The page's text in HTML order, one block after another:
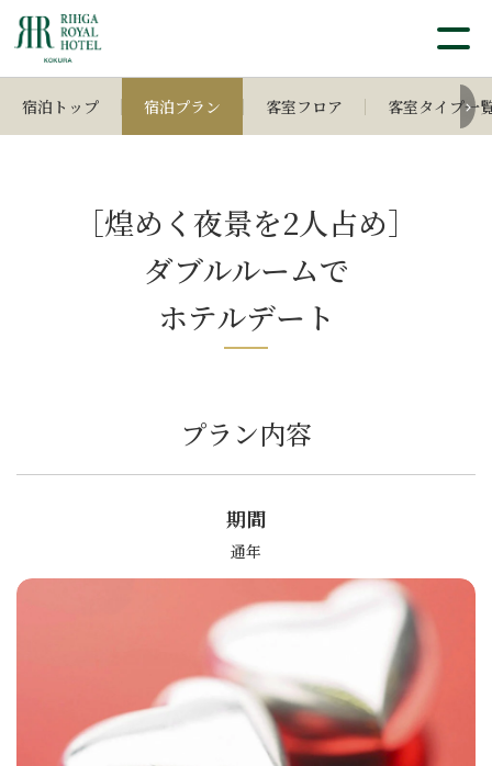
宿泊トップ 宿泊プラン 客室フロア 客室タイプ一
［煌めく夜景を2人占め］
ダブルルームで
ホテルデート
プラン内容
期間
通年